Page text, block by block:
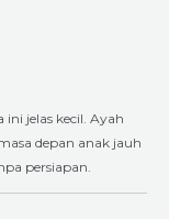
jelas kecil. Ayah
depan anak jauh
persiapan.